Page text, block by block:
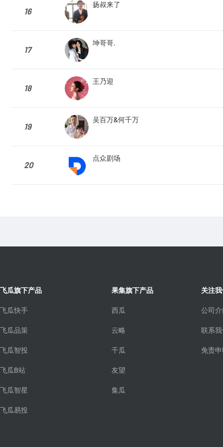
16
扬叔来了
17
坤哥哥.
18
王乃迎
19
吴百万&何千万
20
点众剧场
飞瓜旗下产品
飞瓜快手
飞瓜品策
飞瓜智投
飞瓜B站
飞瓜智星
飞瓜易投
果集旗下产品
西瓜
云略
千瓜
友望
集瓜
关注
公司
联系
免责